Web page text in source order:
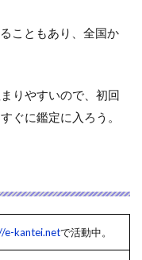
こともあり、全国か
りやすいので、初回
ぐに鑑定に入ろう。
e-kantei.netで活動中。